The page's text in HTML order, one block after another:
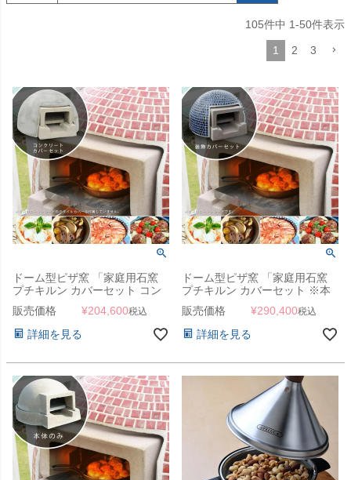
105件中 1-50件表示
1 2 3
ドーム型ピザ窯 「家庭用石窯
プチキルン カバーセット コン
クリート ※本体＋カバー」
販売価格 ¥204,600税込
詳細を見る
ドーム型ピザ窯 「家庭用石窯
プチキルン カバーセット ※本
体＋装飾カバー」
販売価格 ¥290,400税込
詳細を見る